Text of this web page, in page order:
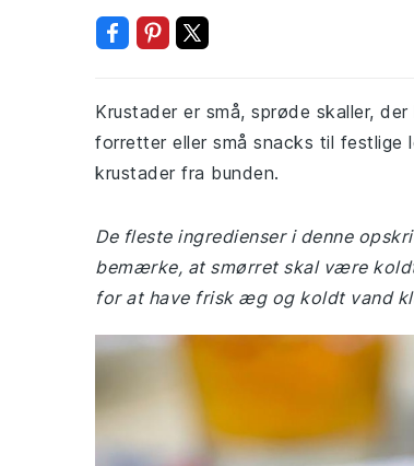
Krustader er små, sprøde skaller,
forretter eller små snacks til festlige
krustader fra bunden.
De fleste ingredienser i denne
bemærke, at smørret skal være
for at have frisk æg og koldt vand